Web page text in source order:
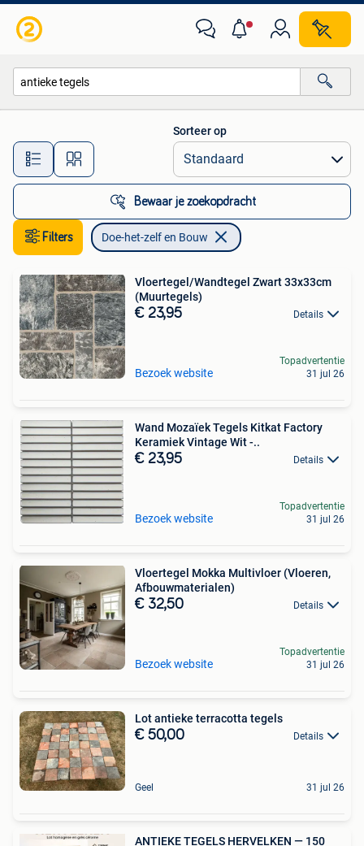
Alle afstanden…
Sorteer op
Bewaar je zoekopdracht
Filters Doe-het-zelf en Bouw
Vloertegel/Wandtegel Zwart 33x33cm
(Muurtegels)
€ 23,95 Details
Bezoek website
Topadvertentie
31 jul 26
Wand Mozaïek Tegels Kitkat Factory
Keramiek Vintage Wit -..
€ 23,95 Details
Bezoek website
Topadvertentie
31 jul 26
Vloertegel Mokka Multivloer (Vloeren,
Afbouwmaterialen)
€ 32,50 Details
Bezoek website
Topadvertentie
31 jul 26
Lot antieke terracotta tegels
€ 50,00 Details
Geel 31 jul 26
ANTIEKE TEGELS HERVELKEN — 150